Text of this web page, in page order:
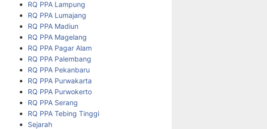
RQ PPA Lampung
RQ PPA Lumajang
RQ PPA Madiun
RQ PPA Magelang
RQ PPA Pagar Alam
RQ PPA Palembang
RQ PPA Pekanbaru
RQ PPA Purwakarta
RQ PPA Purwokerto
RQ PPA Serang
RQ PPA Tebing Tinggi
Sejarah